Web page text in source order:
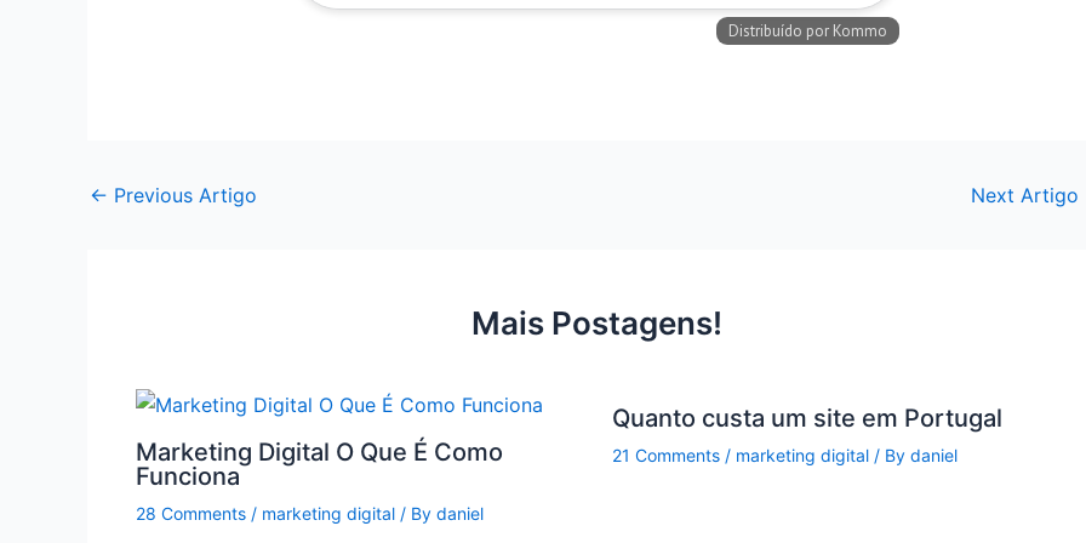
← Previous Artigo Next Artigo
Mais Postagens!
Marketing Digital O Que É Como
Funciona
28 Comments / marketing digital / By daniel
Quanto custa um site em Portugal
21 Comments / marketing digital/ By daniel